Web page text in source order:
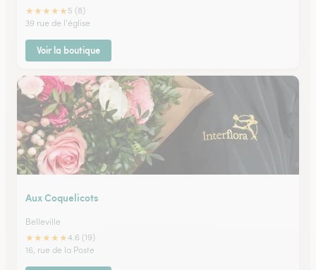
★★★★★ 5 (8)
39 rue de l'église
Voir la boutique
Aux Coquelicots
Belleville
★★★★★4.6 (19)
16, rue de la Poste